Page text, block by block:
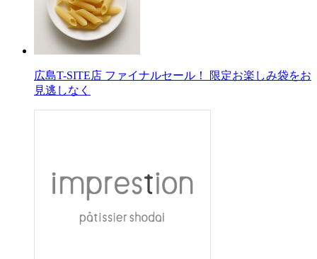
広島T-SITE店 ファイナルセール！ 限定お楽しみ袋をお
見逃しなく